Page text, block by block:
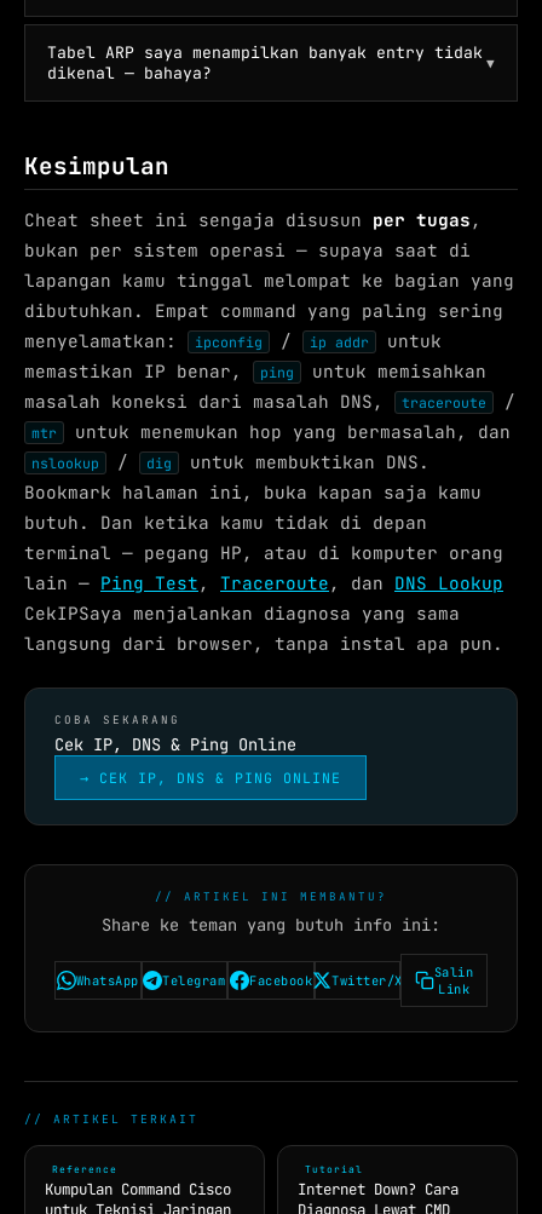
Tabel ARP saya menampilkan banyak entry tidak
dikenal — bahaya?
▼
Kesimpulan
Cheat sheet ini sengaja disusun per tugas ,
bukan per sistem operasi — supaya saat di
lapangan kamu tinggal melompat ke bagian yang
dibutuhkan. Empat command yang paling sering
menyelamatkan:
ipconfig / ip addr
untuk
memastikan IP benar,
ping
untuk memisahkan
masalah koneksi dari masalah DNS,
traceroute /
mtr untuk menemukan hop yang bermasalah, dan
nslookup / dig
untuk membuktikan DNS.
Bookmark halaman ini, buka kapan saja kamu
butuh. Dan ketika kamu tidak di depan
terminal — pegang HP, atau di komputer orang
lain — Ping Test , Traceroute , dan DNS Lookup
CekIPSaya menjalankan diagnosa yang sama
langsung dari browser, tanpa instal apa pun.
COBA SEKARANG
Cek IP, DNS & Ping Online
→ CEK IP, DNS & PING ONLINE
// ARTIKEL INI MEMBANTU?
Share ke teman yang butuh info ini:
WhatsApp Telegram Facebook Twitter/X
Salin
Link
// ARTIKEL TERKAIT
Reference
Kumpulan Command Cisco
Tutorial
Internet Down? Cara